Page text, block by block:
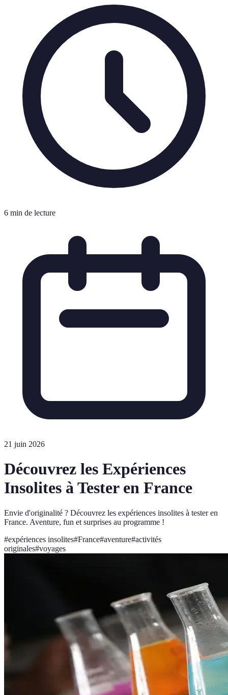
6 min de lecture
21 juin 2026
Découvrez les Expériences
Insolites à Tester en France
Envie d'originalité ? Découvrez les expériences insolites à tester en
France. Aventure, fun et surprises au programme !
#expériences insolites#France#aventure#activités
originales#voyages